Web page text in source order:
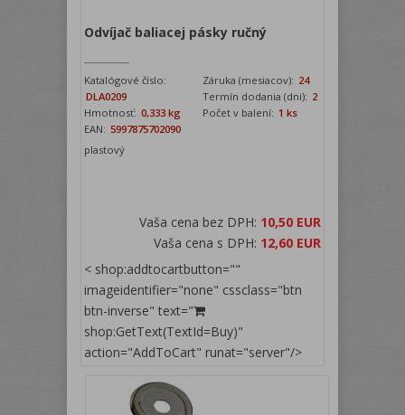
Odvíjač baliacej pásky ručný
Katalógové číslo:
DLA0209
Záruka (mesiacov): 24
Termín dodania (dni): 2
Hmotnosť: 0,333 kg Počet v balení: 1 ks
EAN: 5997875702090
plastový
Vaša cena bez DPH: 10,50 EUR
Vaša cena s DPH: 12,60 EUR
< shop:addtocartbutton=""
imageidentifier="none" cssclass="btn
btn-inverse" text="
shop:GetText(TextId=Buy)"
action="AddToCart" runat="server"/>